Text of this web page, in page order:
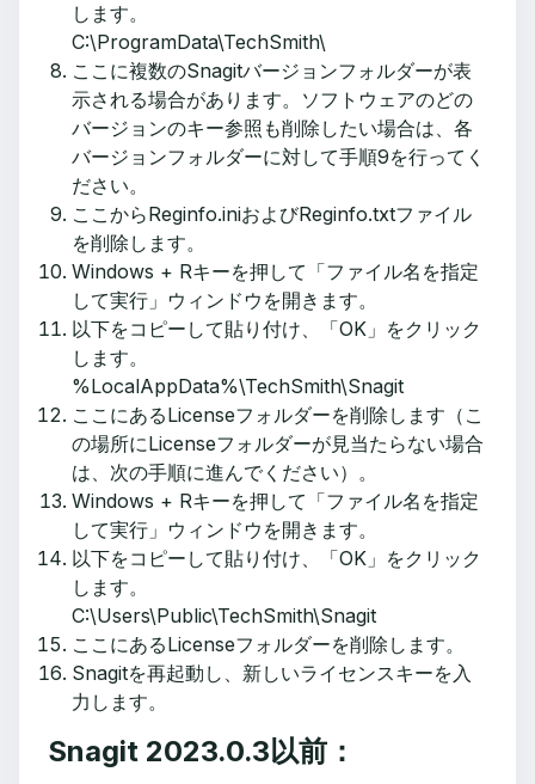
します。
C:\ProgramData\TechSmith\
ここに複数のSnagitバージョンフォルダーが表
示される場合があります。ソフトウェアのどの
バージョンのキー参照も削除したい場合は、各
バージョンフォルダーに対して手順9を行ってく
ださい。
ここからReginfo.iniおよびReginfo.txtファイル
を削除します。
Windows + Rキーを押して「ファイル名を指定
して実行」ウィンドウを開きます。
以下をコピーして貼り付け、「OK」をクリック
します。
%LocalAppData%\TechSmith\Snagit
ここにあるLicenseフォルダーを削除します（こ
の場所にLicenseフォルダーが見当たらない場合
は、次の手順に進んでください）。
Windows + Rキーを押して「ファイル名を指定
して実行」ウィンドウを開きます。
以下をコピーして貼り付け、「OK」をクリック
します。
C:\Users\Public\TechSmith\Snagit
ここにあるLicenseフォルダーを削除します。
Snagitを再起動し、新しいライセンスキーを入
力します。
Snagit 2023.0.3以前：